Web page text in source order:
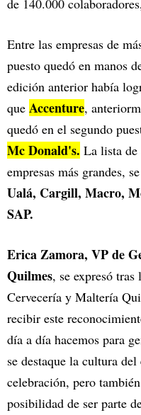
de 140.000
Entre las empresas de
puesto quedó en manos
edición anterior había
que Accenture,
quedó en el segundo
Mc Donald's. La lista de
empresas más grandes,
Ualá, Cargill, Macro,
SAP.
Erica Zamora, VP de
Quilmes, se expresó
Cervecería y Maltería
recibir este
día a día hacemos para
se destaque la cultura
celebración, pero
posibilidad de ser parte